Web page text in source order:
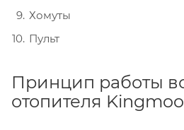
Хомуты
Пульт
Принцип работы
отопителя